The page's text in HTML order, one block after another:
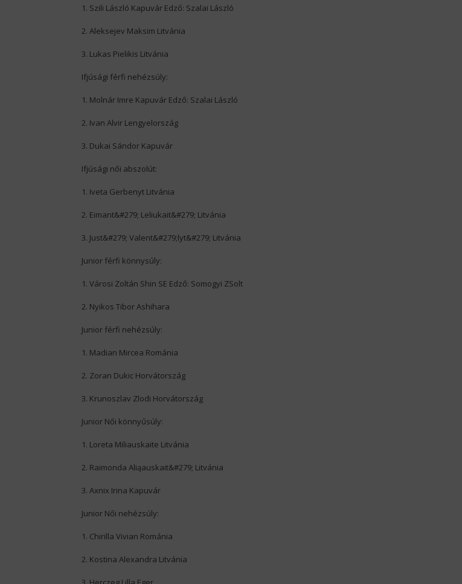
1. Szili László Kapuvár Edző: Szalai László
2. Aleksejev Maksim Litvánia
3. Lukas Pielikis Litvánia
Ifjúsági férfi nehézsúly:
1. Molnár Imre Kapuvár Edző: Szalai László
2. Ivan Alvir Lengyelország
3. Dukai Sándor Kapuvár
Ifjúsági női abszolút:
1. Iveta Gerbenyt Litvánia
2. Eimant&#279; Leliukait&#279; Litvánia
3. Just&#279; Valent&#279;lyt&#279; Litvánia
Junior férfi könnysúly:
1. Városi Zoltán Shin SE Edző: Somogyi ZSolt
2. Nyikos Tibor Ashihara
Junior férfi nehézsúly:
1. Madian Mircea Románia
2. Zoran Dukic Horvátország
3. Krunoszlav Zlodi Horvátország
Junior Női könnyűsúly:
1. Loreta Miliauskaite Litvánia
2. Raimonda Aliąauskait&#279; Litvánia
3. Axnix Irina Kapuvár
Junior Női nehézsúly:
1. Chirilla Vivian Románia
2. Kostina Alexandra Litvánia